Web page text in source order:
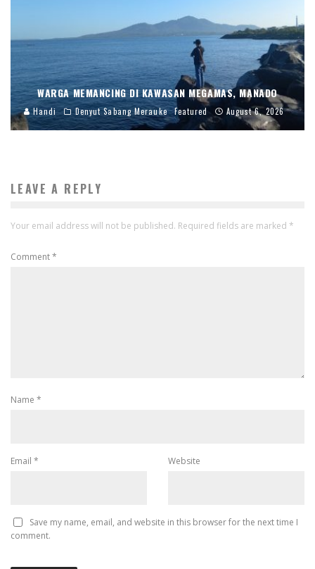
WARGA MEMANCING DI KAWASAN MEGAMAS, MANADO
Handi Denyut Sabang Merauke Featured August 6, 2026
LEAVE A REPLY
Your email address will not be published. Required fields are marked *
Comment*
Name *
Email * Website
Save my name, email, and website in this browser for the next time I
comment.